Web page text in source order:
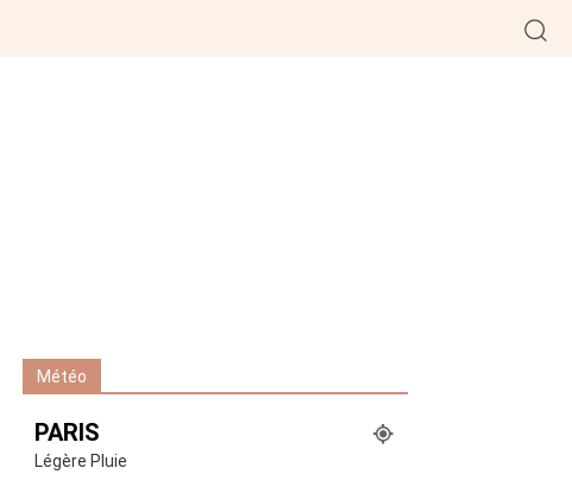
Météo
PARIS
Légère Pluie